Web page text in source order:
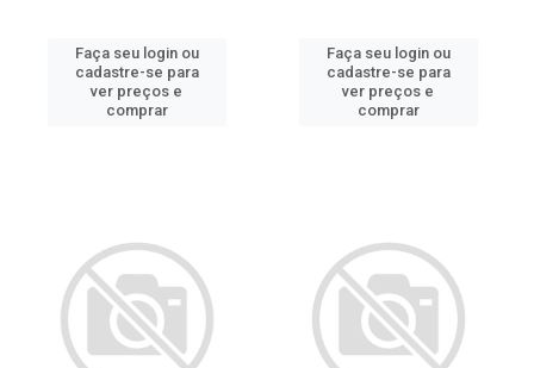
Faça seu login ou
cadastre-se para
ver preços e
comprar
Faça seu login ou
cadastre-se para
ver preços e
comprar